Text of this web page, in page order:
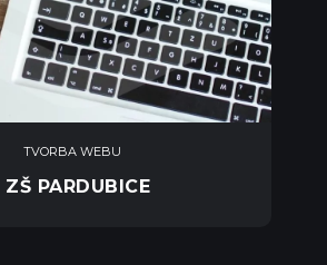
TVORBA WEBU
ZŠ PARDUBICE